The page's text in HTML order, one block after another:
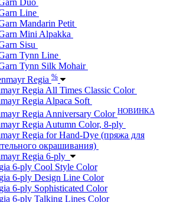
Duo
Line
Mandarin Petit
Mini Alpakka
Sisu
Tynn Line
Tynn Silk Mohair
Regia %
Regia All Times Classic Color
Regia Alpaca Soft
Regia Anniversary Color НОВИНКА
Regia Autumn Color, 8-ply
Regia for Hand-Dye (пряжа для
окрашивания)
Regia 6-ply
6-ply Cool Style Color
6-ply Design Line Color
6-ply Sophisticated Color
6-ply Talking Lines Color